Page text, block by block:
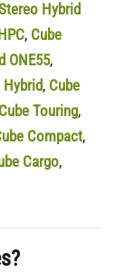
Hybrid
, Cube
ONE55,
, Cube
Cube Touring,
Compact,
Cargo,